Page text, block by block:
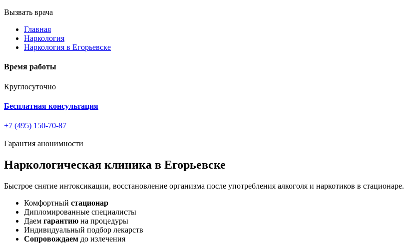
Вызвать врача
Главная
Наркология
Наркология в Егорьевске
Время работы
Круглосуточно
Бесплатная консультация
+7 (495) 150-70-87
Гарантия анонимности
Наркологическая клиника в Егорьевске
Быстрое снятие интоксикации, восстановление организма после употребления алкоголя и наркотиков в стационаре.
Комфортный стационар
Дипломированные специалисты
Даем гарантию на процедуры
Индивидуальный подбор лекарств
Сопровождаем до излечения